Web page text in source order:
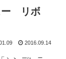
ー リボ
2016.09.14